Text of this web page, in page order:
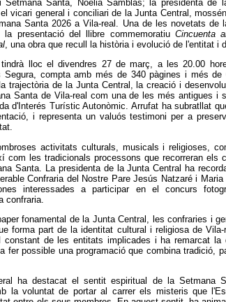
Setmana Santa, Noelia Samblás; la presidenta de
vicari general i conciliari de la Junta Central,
Santa 2026 a Vila-real. Una de les novetats de
presentació del llibre commemoratiu Cincuenta
, una obra que recull la història i evolució de l'entitat i
lloc el divendres 27 de març, a les 20.00
Segura, compta amb més de 340 pàgines i més
trajectòria de la Junta Central, la creació i
Santa de Vila-real com una de les més antigues i
d'Interés Turístic Autonòmic. Arrufat ha subratllat
i representa un valuós testimoni per a
activitats culturals, musicals i religioses,
com les tradicionals processons que recorreran els
Santa. La presidenta de la Junta Central ha
Confraria del Nostre Pare Jesús Natzaré i
interessades a participar en el concurs
confraria.
fonamental de la Junta Central, les confraries i
forma part de la identitat cultural i religiosa de
de les entitats implicades i ha remarcat la
fer possible una programació que combina tradició,
ha destacat el sentit espiritual de la Setmana
la voluntat de portar al carrer els misteris que